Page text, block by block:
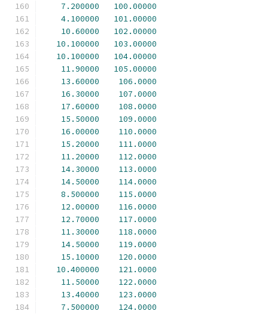
7.200000
100.00000
4.100000
101.00000
10.60000
102.00000
10.100000
103.00000
10.100000
104.00000
11.90000
105.00000
13.60000
106.0000
16.30000
107.0000
17.60000
108.0000
15.50000
109.0000
16.00000
110.0000
15.20000
111.0000
11.20000
112.0000
14.30000
113.0000
14.50000
114.0000
8.500000
115.0000
12.00000
116.0000
12.70000
117.0000
11.30000
118.0000
14.50000
119.0000
15.10000
120.0000
10.400000
121.0000
11.50000
122.0000
13.40000
123.0000
7.500000
124.0000